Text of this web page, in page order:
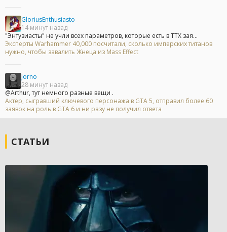
GloriusEnthusiasto
14 минут назад
"Энтузиасты" не учли всех параметров, которые есть в ТТХ зая...
Эксперты Warhammer 40,000 посчитали, сколько имперских титанов
нужно, чтобы завалить Жнеца из Mass Effect
Jorno
28 минут назад
@Arthur, тут немного разные вещи .
Актёр, сыгравший ключевого персонажа в GTA 5, отправил более 60
заявок на роль в GTA 6 и ни разу не получил ответа
СТАТЬИ